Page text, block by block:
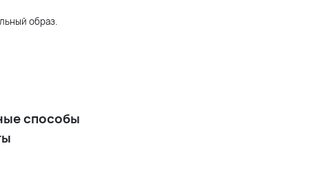
образ.
способы